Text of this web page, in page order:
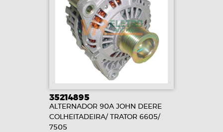
35214895
ALTERNADOR 90A JOHN DEERE
COLHEITADEIRA/ TRATOR 6605/
7505